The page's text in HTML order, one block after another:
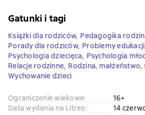
Gatunki i tagi
Książki dla rodziców, Pedagogika
Porady dla rodziców, Problemy edukacji
Psychologia dziecięca, Psychologia
Relacje rodzinne, Rodzina,
Wychowanie dzieci
Ograniczenie wiekowe:
16+
Data wydania na Litres:
14